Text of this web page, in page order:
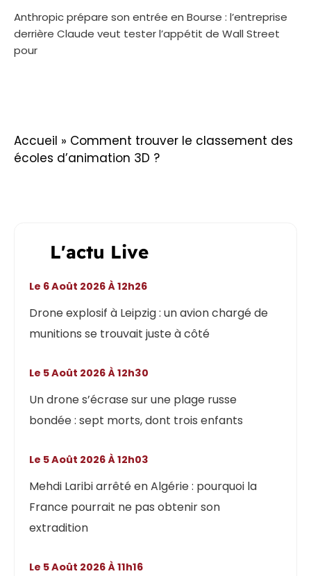
Anthropic prépare son entrée en Bourse : l’entreprise
derrière Claude veut tester l’appétit de Wall Street
pour
Accueil » Comment trouver le classement des
écoles d’animation 3D ?
L'actu Live
Drone explosif à Leipzig : un avion chargé de
munitions se trouvait juste à côté
Le 6 Août 2026 À 12h26
Un drone s’écrase sur une plage russe
bondée : sept morts, dont trois enfants
Le 5 Août 2026 À 12h30
Mehdi Laribi arrêté en Algérie : pourquoi la
France pourrait ne pas obtenir son
extradition
Le 5 Août 2026 À 12h03
Le 5 Août 2026 À 11h16